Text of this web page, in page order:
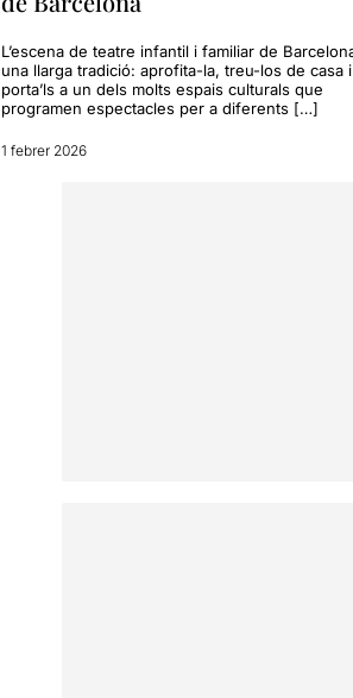
L’escena de teatre infantil i familiar de
una llarga tradició: aprofita-la, treu-los de casa i
porta’ls a un dels molts espais culturals que
programen espectacles per a diferents […]
1 febrer 2026